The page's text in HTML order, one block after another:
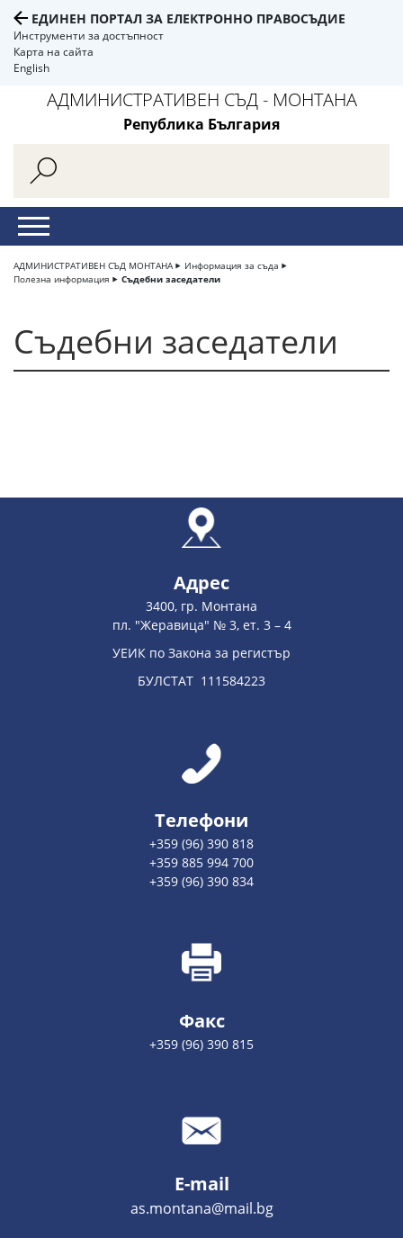
ЕДИНЕН ПОРТАЛ ЗА ЕЛЕКТРОННО ПРАВОСЪДИЕ
Инструменти за достъпност
Карта на сайта
English
АДМИНИСТРАТИВЕН СЪД - МОНТАНА
Република България
АДМИНИСТРАТИВЕН СЪД МОНТАНА
Информация за съда
Полезна информация
Съдебни заседатели
Съдебни заседатели
Адрес
3400, гр. Монтана
пл. "Жеравица" № 3, ет. 3 – 4
УЕИК по Закона за регистър
БУЛСТАТ 111584223
Телефони
+359 (96) 390 818
+359 885 994 700
+359 (96) 390 834
Факс
+359 (96) 390 815
E-mail
as.montana@mail.bg